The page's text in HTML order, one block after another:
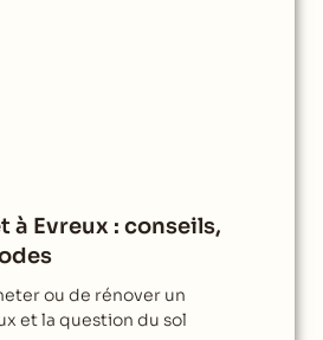
à Evreux : conseils,
ou de rénover un
et la question du sol